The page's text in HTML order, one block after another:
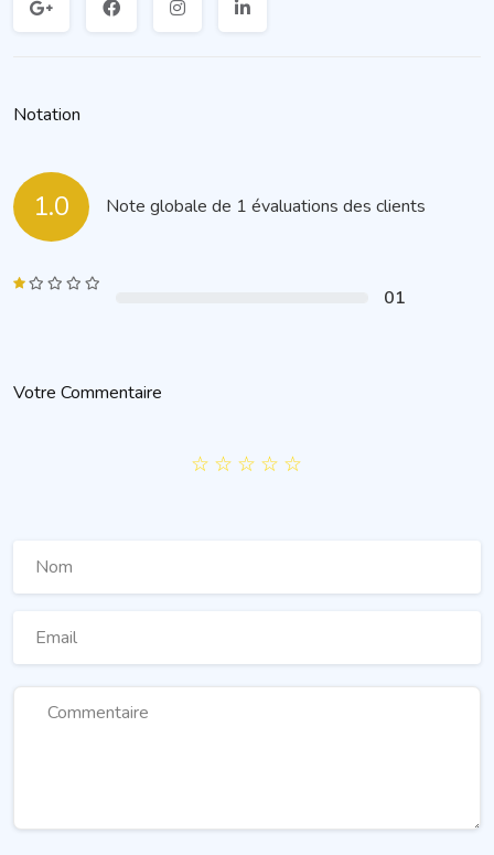
Notation
1.0 Note globale de 1 évaluations des clients
01
Votre Commentaire
☆
☆
☆
☆
☆